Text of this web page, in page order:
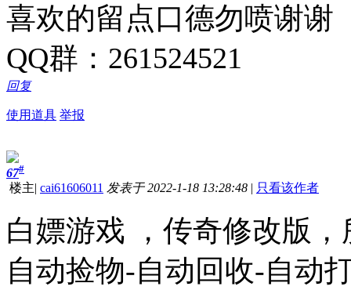
喜欢的留点口德勿喷谢谢
QQ群：261524521
回复
使用道具 举报
67#
楼主| cai61606011 发表于 2022-1-18 13:28:48 | 只看该作者
白嫖游戏 ，传奇修改版
自动捡物-自动回收-自动